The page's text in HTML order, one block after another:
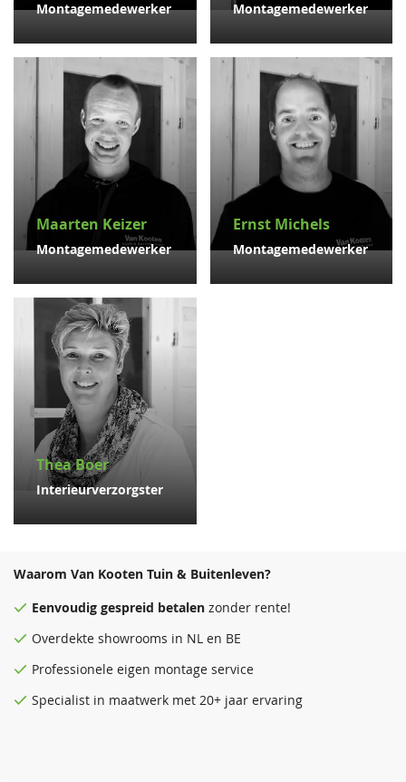
Montagemedewerker Montagemedewerker
Maarten Keizer
Montagemedewerker
Ernst Michels
Montagemedewerker
Thea Boer
Interieurverzorgster
Waarom Van Kooten Tuin & Buitenleven?
Eenvoudig gespreid betalen zonder rente!
Overdekte showrooms in NL en BE
Professionele eigen montage service
Specialist in maatwerk met 20+ jaar ervaring